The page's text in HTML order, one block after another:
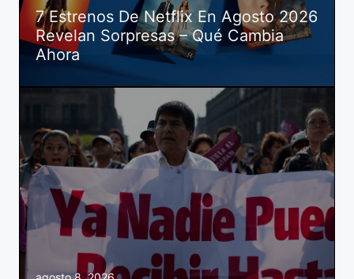
7 Estrenos De Netflix En Agosto 2026
Revelan Sorpresas – Qué Cambia
Ahora